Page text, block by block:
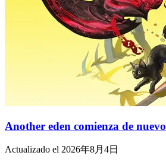
Another eden comienza de nuevo
Actualizado el 2026年8月4日